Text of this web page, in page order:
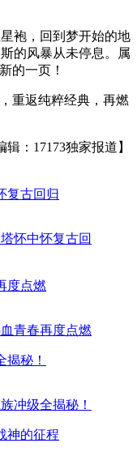
袍，回到梦开始的地
的风暴从未停息。属
的一页！
重返纯粹经典，再燃
辑：17173独家报道】
复古回归
度点燃
揭秘！
神的征程